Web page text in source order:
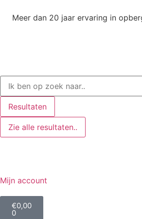
Meer dan 20 jaar ervaring in
Resultaten
Zie alle resultaten..
Mijn account
€0,00
0